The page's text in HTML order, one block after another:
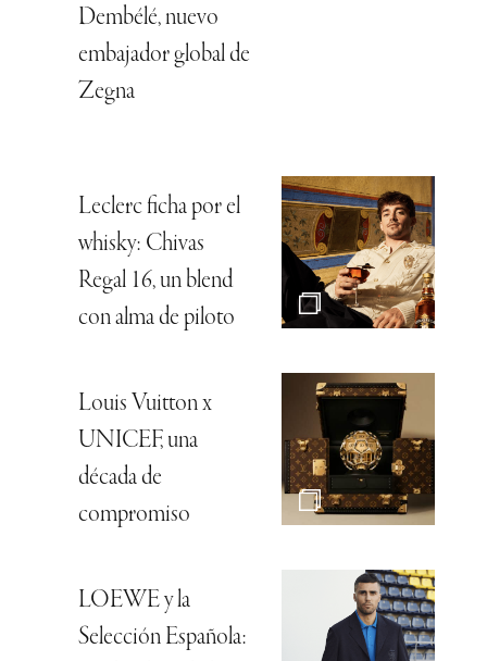
Dembélé, nuevo
embajador global de
Zegna
Leclerc ficha por el
whisky: Chivas
Regal 16, un blend
con alma de piloto
Louis Vuitton x
UNICEF, una
década de
compromiso
LOEWE y la
Selección Española: